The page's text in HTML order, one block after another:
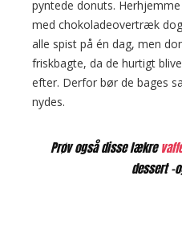
pyntede donuts.
med chokoladeovertræk
alle spist på én dag, men
friskbagte, da de hurtigt
efter. Derfor bør de bages
nydes.
Prøv også disse lækre
dessert -